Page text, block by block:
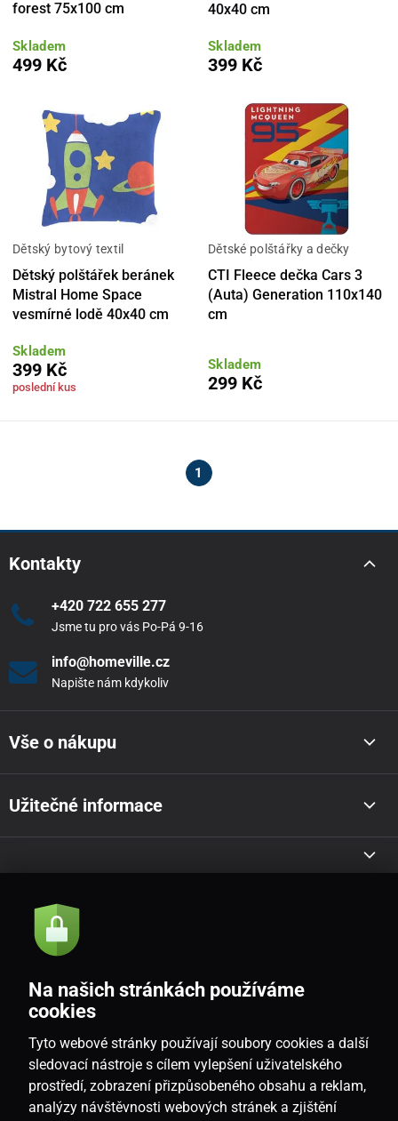
forest 75x100 cm
Skladem
499 Kč
40x40 cm
Skladem
399 Kč
Dětský bytový textil
Dětský polštářek beránek
Mistral Home Space
vesmírné lodě 40x40 cm
Skladem
399 Kč
poslední kus
Dětské polštářky a dečky
CTI Fleece dečka Cars 3
(Auta) Generation 110x140
cm
Skladem
299 Kč
1
Kontakty
+420 722 655 277
Jsme tu pro vás Po-Pá 9-16
info@homeville.cz
Napište nám kdykoliv
Vše o nákupu
Užitečné informace
Akce a novinky e-mailem
Souhlasím sezásadami zpracování osobních údajů
CZ
Na našich stránkách používáme
cookies
Tyto webové stránky používají soubory cookies a další
sledovací nástroje s cílem vylepšení uživatelského
prostředí, zobrazení přizpůsobeného obsahu a reklam,
analýzy návštěvnosti webových stránek a zjištění